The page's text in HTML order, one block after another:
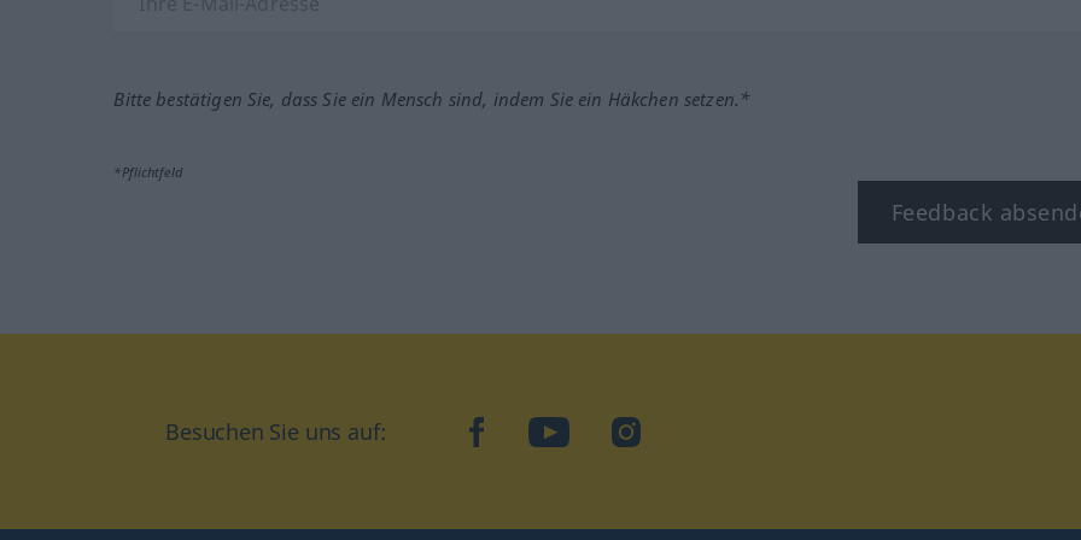
Bitte bestätigen Sie, dass Sie ein Mensch sind, indem Sie ein Häkchen setzen.*
*Pflichtfeld
Feedback
Besuchen Sie uns auf: facebookYouTubeInstagram